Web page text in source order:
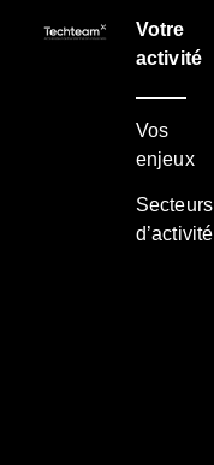
Votre
activité
Vos
enjeux
Secteurs
d’activité